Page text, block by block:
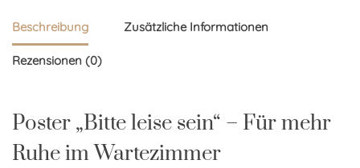
Beschreibung Zusätzliche Informationen
Rezensionen (0)
Poster „Bitte leise sein“ – Für mehr
Ruhe im Wartezimmer